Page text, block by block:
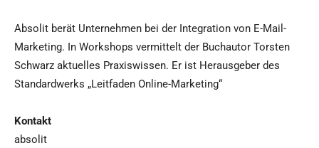
Absolit berät Unternehmen bei der Integration von E-Mail-
Marketing. In Workshops vermittelt der Buchautor Torsten
Schwarz aktuelles Praxiswissen. Er ist Herausgeber des
Standardwerks „Leitfaden Online-Marketing“
Kontakt
absolit